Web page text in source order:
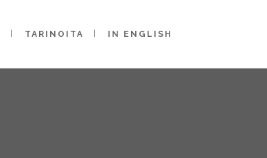
TARINOITA IN ENGLISH